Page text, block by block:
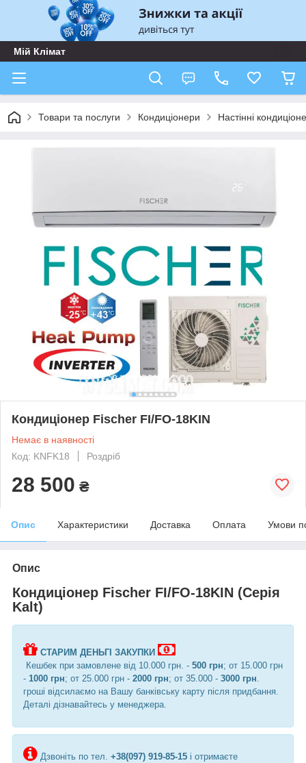
Мій Клімат
Товари та послуги Кондиціонери Настінні
Кондиціонер Fischer FI/FO-18KIN
Немає в наявності
Код: KNFK18
Роздріб
28 500 ₴
Опис Характеристики Доставка Оплата Умови
Опис
Кондиціонер Fischer FI/FO-18KIN (Серія
Kalt)
СТАРИМ ДЕНЬГІ ЗАКУПКИ
Кешбек при замовлене від 10.000 грн. - 500 грн; от 15.000 грн
- 1000 грн; от 25.000 грн - 2000 грн; от 35.000 - 3000 грн.
гроші відсилаємо на Вашу банківську карту після придбання.
Деталі дізнавайтесь у менеджера.
Дзвоніть по тел. +38(097) 919-85-15 і отримаєте